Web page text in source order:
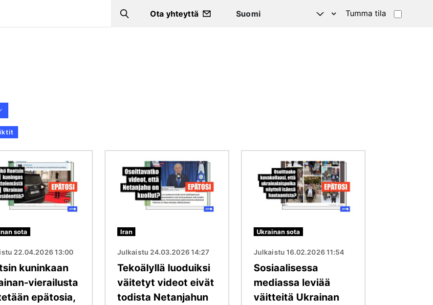
Search
Ota yhteyttä Tumma tila
sota
22.04.2026 13:00
kuninkaan
vierailusta
epätosia,
Iran
Julkaistu 24.03.2026 14:27
Tekoälyllä luoduiksi
väitetyt videot eivät
todista Netanjahun
Ukrainan sota
Julkaistu 16.02.2026 11:54
Sosiaalisessa
mediassa leviää
väitteitä Ukrainan